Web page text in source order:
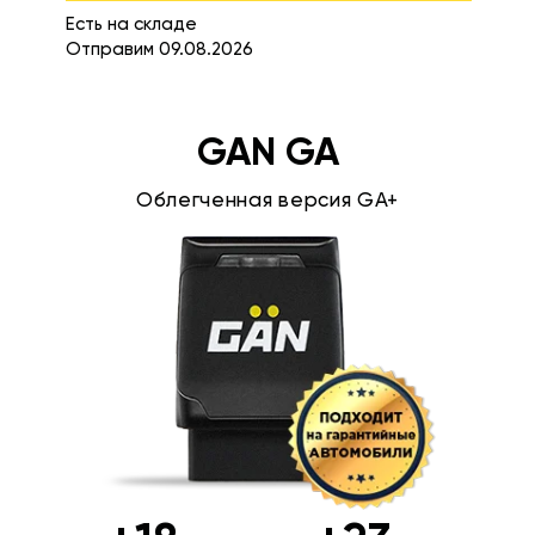
Есть на складе
Отправим 09.08.2026
GAN GA
Облегченная версия GA+